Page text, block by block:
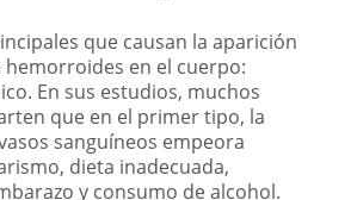
que causan la aparición
en el cuerpo:
En sus estudios, muchos
que en el primer tipo, la
sanguíneos empeora
dieta inadecuada,
y consumo de alcohol.